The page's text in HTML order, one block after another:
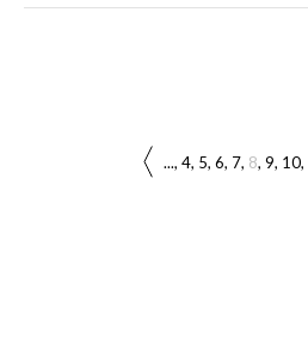
... 4 5 6 7 8 9 10